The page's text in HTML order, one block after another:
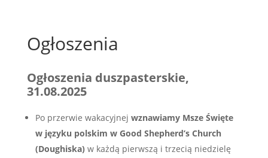
Ogłoszenia
Ogłoszenia duszpasterskie,
31.08.2025
Po przerwie wakacyjnej wznawiamy Msze Święte
w języku polskim w Good Shepherd’s Church
(Doughiska) w każdą pierwszą i trzecią niedzielę